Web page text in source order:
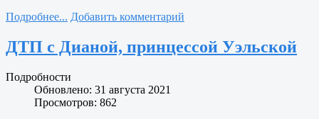
Подробнее... Добавить комментарий
ДТП с Дианой, принцессой Уэльской
Подробности
Обновлено: 31 августа 2021
Просмотров: 862